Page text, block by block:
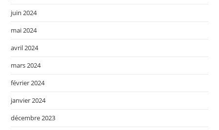
juin 2024
mai 2024
avril 2024
mars 2024
février 2024
janvier 2024
décembre 2023